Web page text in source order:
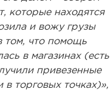
которые находятся
и вожу грузы
том, что помощь
в магазинах (есть
привезенные
торговых точках)»,